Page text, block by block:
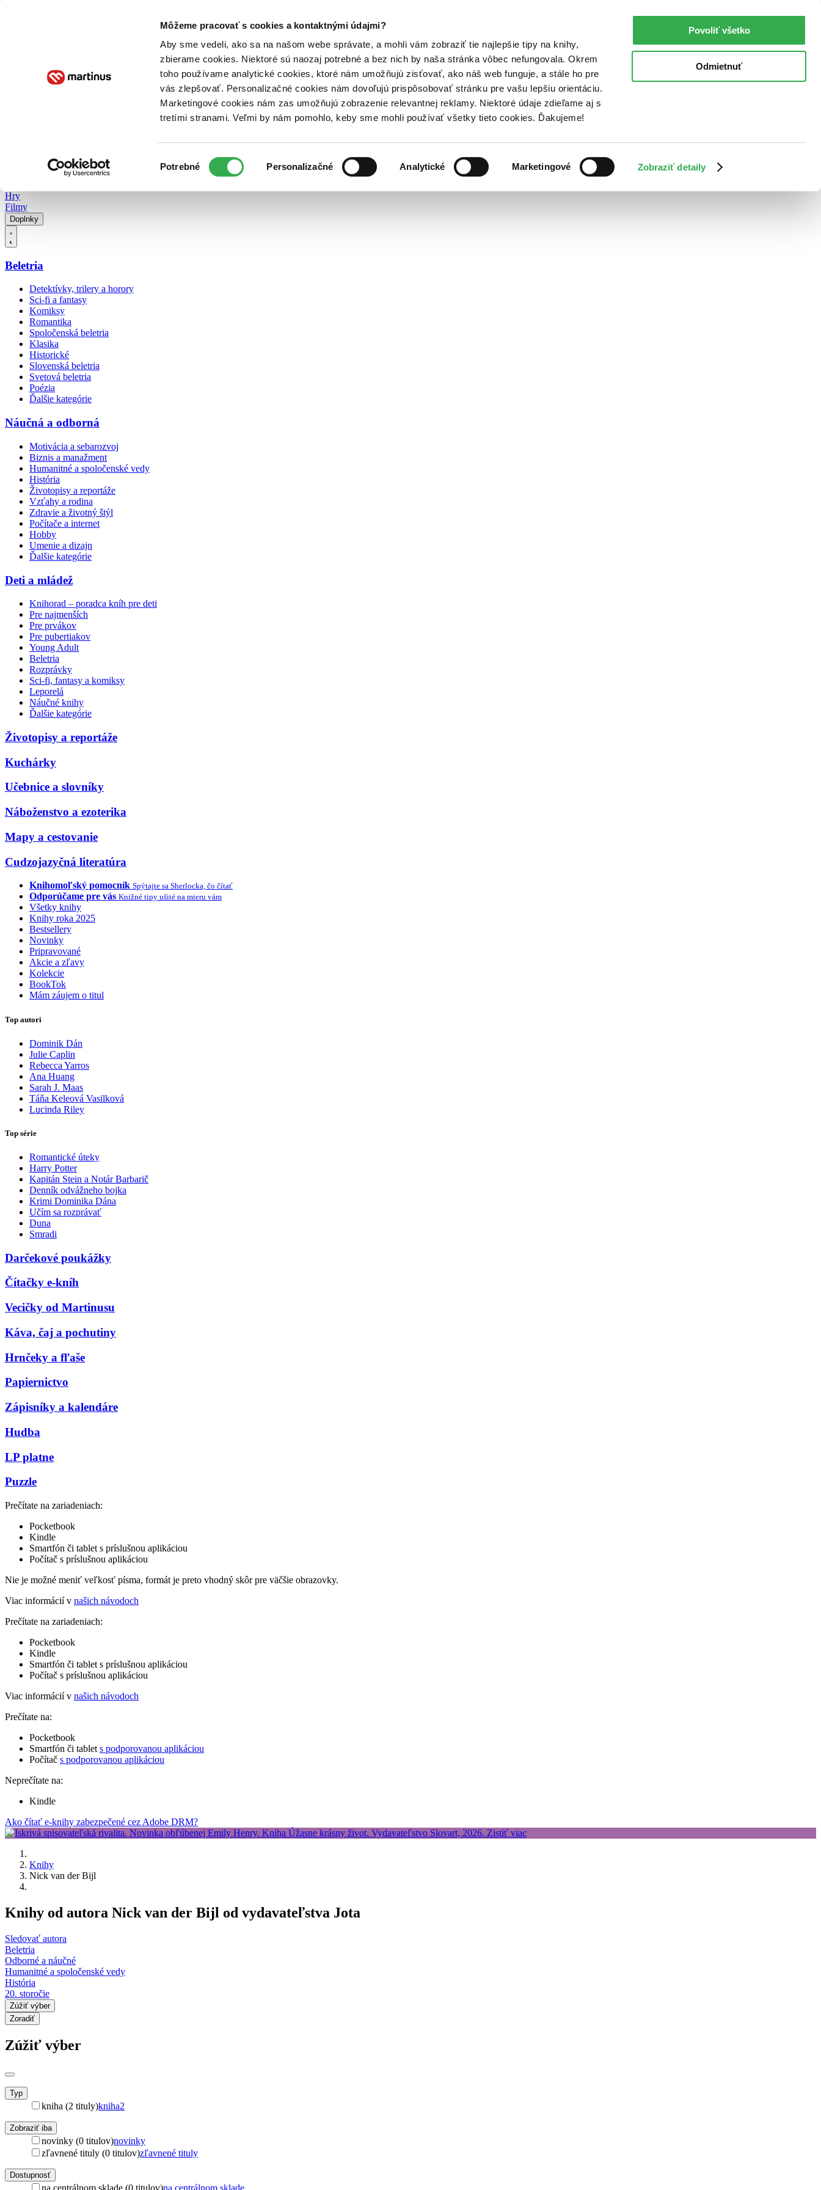
Môžeme pracovať s cookies a kontaktnými údajmi?
Aby sme vedeli, ako sa na našom webe správate, a mohli vám zobraziť tie najlepšie tipy na knihy,
zbierame cookies. Niektoré sú naozaj potrebné a bez nich by naša stránka vôbec nefungovala. Okrem
toho používame analytické cookies, ktoré nám umožňujú zisťovať, ako náš web funguje, a stále ho pre
vás zlepšovať. Personalizačné cookies nám dovoľujú prispôsobovať stránku pre vašu lepšiu orientáciu.
Marketingové cookies nám zas umožňujú zobrazenie relevantnej reklamy. Niektoré údaje zdieľame aj s
tretími stranami. Veľmi by nám pomohlo, keby sme mohli používať všetky tieto cookies. Ďakujeme!
súhlasu
Potrebné Personalizačné Analytické Marketingové Zobraziť detaily
Povoliť všetko
Odmietnuť
Poukážky Kontakt
Hry
Filmy
Doplnky
Beletria
Detektívky, trilery a horory
Sci-fi a fantasy
Komiksy
Romantika
Spoločenská beletria
Klasika
Historické
Slovenská beletria
Svetová beletria
Poézia
Ďalšie kategórie
Náučná a odborná
Motivácia a sebarozvoj
Biznis a manažment
Humanitné a spoločenské vedy
História
Životopisy a reportáže
Vzťahy a rodina
Zdravie a životný štýl
Počítače a internet
Hobby
Umenie a dizajn
Ďalšie kategórie
Deti a mládež
Knihorad – poradca kníh pre deti
Pre najmenších
Pre prvákov
Pre pubertiakov
Young Adult
Beletria
Rozprávky
Sci-fi, fantasy a komiksy
Leporelá
Náučné knihy
Ďalšie kategórie
Životopisy a reportáže
Kuchárky
Učebnice a slovníky
Náboženstvo a ezoterika
Mapy a cestovanie
Cudzojazyčná literatúra
Knihomoľský pomocník Spýtajte sa Sherlocka, čo čítať
Odporúčame pre vás Knižné tipy ušité na mieru vám
Všetky knihy
Knihy roka 2025
Bestsellery
Novinky
Pripravované
Akcie a zľavy
Kolekcie
BookTok
Mám záujem o titul
Top autori
Dominik Dán
Julie Caplin
Rebecca Yarros
Ana Huang
Sarah J. Maas
Táňa Keleová Vasilková
Lucinda Riley
Top série
Romantické úteky
Harry Potter
Kapitán Stein a Notár Barbarič
Denník odvážneho bojka
Krimi Dominika Dána
Učím sa rozprávať
Duna
Smradi
Darčekové poukážky
Čítačky e-kníh
Vecičky od Martinusu
Káva, čaj a pochutiny
Hrnčeky a fľaše
Papiernictvo
Zápisníky a kalendáre
Hudba
LP platne
Puzzle
Prečítate na zariadeniach:
Pocketbook
Kindle
Smartfón či tablet s príslušnou aplikáciou
Počítač s príslušnou aplikáciou
Nie je možné meniť veľkosť písma, formát je preto vhodný skôr pre väčšie obrazovky.
Viac informácií v našich návodoch
Prečítate na zariadeniach:
Pocketbook
Kindle
Smartfón či tablet s príslušnou aplikáciou
Počítač s príslušnou aplikáciou
Viac informácií v našich návodoch
Prečítate na:
Pocketbook
Smartfón či tablet s podporovanou aplikáciou
Počítač s podporovanou aplikáciou
Neprečítate na:
Kindle
Ako čítať e-knihy zabezpečené cez Adobe DRM?
Knihy
Nick van der Bijl
Knihy od autora Nick van der Bijl od vydavateľstva Jota
Sledovať autora
Beletria
Odborné a náučné
Humanitné a spoločenské vedy
História
20. storočie
Zúžiť výber
Zoradiť
Zúžiť výber
Typ
kniha (2 tituly)kniha2
Zobraziť iba
novinky (0 titulov)novinky
zľavnené tituly (0 titulov)zľavnené tituly
Dostupnosť
na centrálnom sklade (0 titulov)na centrálnom sklade